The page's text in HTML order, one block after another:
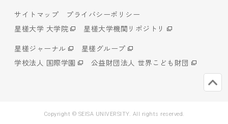
サイトマップ
プライバシーポリシー
星槎大学 大学院
星槎大学機関リポジトリ
星槎ジャーナル
星槎グループ
学校法人 国際学園
公益財団法人 世界こども財団
Copyright © SEISA UNIVERSITY. All rights reserved.